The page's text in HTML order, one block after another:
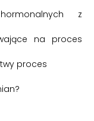
z
na proces
proces